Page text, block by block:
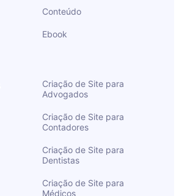
Conteúdo
Ebook
Criação de Site para
Advogados
Criação de Site para
Contadores
Criação de Site para
Dentistas
Criação de Site para
Médicos